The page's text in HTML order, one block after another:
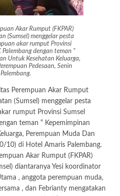
Akar Rumput (FKPAR)
(Sumsel) menggelar pesta
akar rumput Provinsi
dengan teman “
Untuk Kesehatan Keluarga,
Pedesaan, Senin
Perempuan Akar Rumput
(Sumsel) menggelar pesta
rumput Provinsi Sumsel
teman “ Kepemimpinan
Perempuan Muda Dan
10) di Hotel Amaris Palembang.
Akar Rumput (FKPAR)
diantaranya Yesi koordinator
, anggota perempuan muda,
, dan Febrianty mengatakan